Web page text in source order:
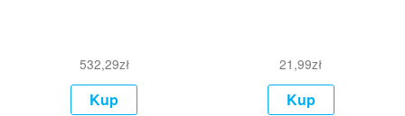
532,29zł
Kup
21,99zł
Kup